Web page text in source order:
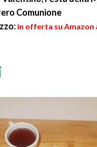
Comunione
in offerta su Amazon